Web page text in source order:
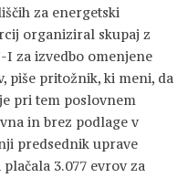
za energetski
organiziral skupaj z
I za izvedbo omenjene
piše pritožnik, ki meni, da
pri tem poslovnem
in brez podlage v
predsednik uprave
3.077 evrov za